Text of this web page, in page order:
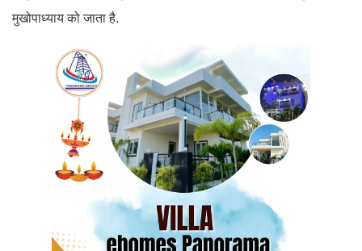
मुखोपाध्याय को जाता है.